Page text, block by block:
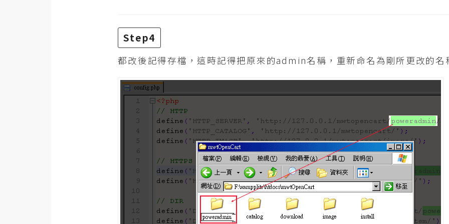
Step4
都改後記得存檔，這時記得把原來的admin名稱，重新命名為剛所更改的名